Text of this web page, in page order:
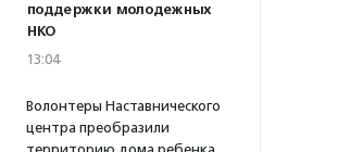
поддержки молодежных
НКО
13:04
Волонтеры Наставнического
центра преобразили